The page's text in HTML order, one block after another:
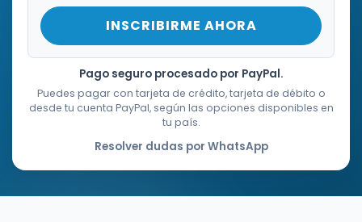
INSCRIBIRME AHORA
Pago seguro procesado por PayPal.
Puedes pagar con tarjeta de crédito, tarjeta de débito o
desde tu cuenta PayPal, según las opciones disponibles en
tu país.
Resolver dudas por WhatsApp